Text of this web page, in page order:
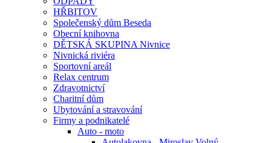
HŘBITOV
Společenský dům Beseda
Obecní knihovna
DĚTSKÁ SKUPINA Nivnice
Nivnická riviéra
Sportovní areál
Relax centrum
Zdravotnictví
Charitní dům
Ubytování a stravování
Firmy a podnikatelé
Auto - moto